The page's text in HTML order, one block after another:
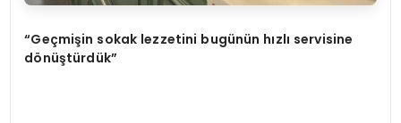
“Geçmişin sokak lezzetini bugünün hızlı servisine
dönüştürdük”